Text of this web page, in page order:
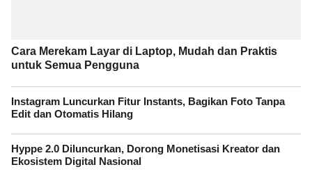
Cara Merekam Layar di Laptop, Mudah dan Praktis
untuk Semua Pengguna
Instagram Luncurkan Fitur Instants, Bagikan Foto Tanpa
Edit dan Otomatis Hilang
Hyppe 2.0 Diluncurkan, Dorong Monetisasi Kreator dan
Ekosistem Digital Nasional